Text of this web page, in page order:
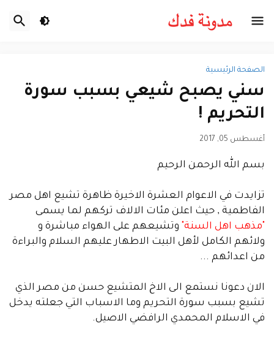
الصفحة الرئيسية
سني يصبح شيعي بسبب سورة
التحريم !
أغسطس 05, 2017
بسم الله الرحمن الرحيم
تزايدت في الاعوام العشرة الاخيرة ظاهرة تشيع اهل مصر
الفاطمية , حيث اعلن مئات الالاف تركهم لما يسمى
"مذهب اهل السنة" وتشيعهم على الهواء مباشرة و
ولائهم الكامل لأهل البيت الاطهار عليهم السلام والبراءة
من اعدائهم ...
الان دعونا نستمع الى الاخ المتشيع حسن من مصر الذي
تشيع بسبب سورة التحريم وما الاسباب التي جعلته يدخل
في الاسلام المحمدي الرافضي الاصيل.